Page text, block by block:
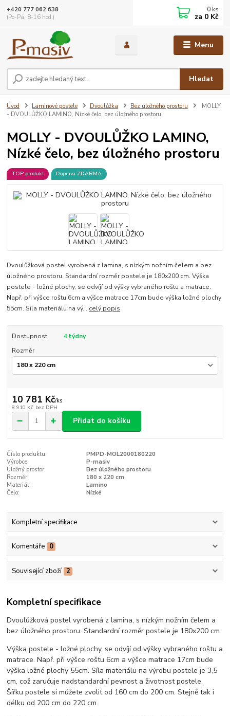
Menu
Hledat
+420 777 062 638
(Po-Pá, 8-16 hod.)
0 ks
za 0 Kč
Úvod Laminové postele Dvoulůžka Bez úložného prostoru
MOLLY
- DVOULŮŽKO LAMINO, Nízké čelo, bez úložného prostoru
MOLLY - DVOULŮŽKO LAMINO,
Nízké čelo, bez úložného prostoru
TOP produkt Doprava ZDARMA
Dvoulůžková postel vyrobená z lamina, s nízkým nožním čelem a bez
úložného prostoru. Standardní rozměr postele je 180x200 cm. Výška
postele - ložné plochy, se odvíjí od výšky vybraného roštu a matrace.
Např. při výšce roštu 6cm a výšce matrace 17cm bude výška ložné plochy
55cm. Síla materiálu na vý... celý popis
Dostupnost
4 týdny
Rozměr
10 781 Kč/ks
8 910 Kč bez DPH
Přidat do košíku
Číslo produktu:
PMPD-MOL2000180220
Výrobce:
P-masiv
Úložný prostor:
Bez úložného prostoru
Rozměr:
180 x 220 cm
Materiál:
Lamino
Čelo:
Nízké
Kompletní specifikace
Komentáře 0
Související zboží 2
Kompletní specifikace
Dvoulůžková postel vyrobená z lamina, s nízkým nožním čelem a
bez úložného prostoru. Standardní rozměr postele je 180x200 cm.
Výška postele - ložné plochy, se odvíjí od výšky vybraného roštu a
matrace. Např. při výšce roštu 6cm a výšce matrace 17cm bude
výška ložné plochy 55cm. Síla materiálu na výrobu postele je 3,5
cm, což zaručuje nadstandardní pevnost a životnost postele.
Šířku postele si můžete zvolit od 160 cm do 200 cm. Stejně tak i
délku od 200 cm do 220 cm.